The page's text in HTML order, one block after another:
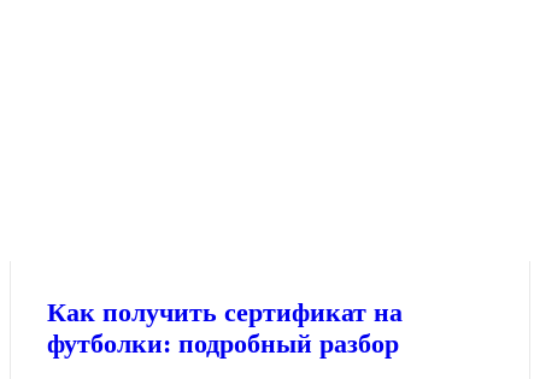
Как получить сертификат на
футболки: подробный разбор